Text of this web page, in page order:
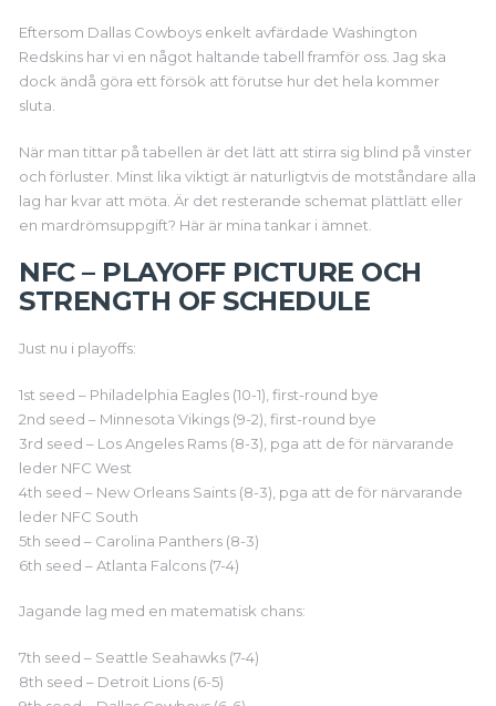
Eftersom Dallas Cowboys enkelt avfärdade Washington
Redskins har vi en något haltande tabell framför oss. Jag ska
dock ändå göra ett försök att förutse hur det hela kommer
sluta.
När man tittar på tabellen är det lätt att stirra sig blind på vinster
och förluster. Minst lika viktigt är naturligtvis de motståndare alla
lag har kvar att möta. Är det resterande schemat plättlätt eller
en mardrömsuppgift? Här är mina tankar i ämnet.
NFC – PLAYOFF PICTURE OCH
STRENGTH OF SCHEDULE
Just nu i playoffs:
1st seed – Philadelphia Eagles (10-1), first-round bye
2nd seed – Minnesota Vikings (9-2), first-round bye
3rd seed – Los Angeles Rams (8-3), pga att de för närvarande
leder NFC West
4th seed – New Orleans Saints (8-3), pga att de för närvarande
leder NFC South
5th seed – Carolina Panthers (8-3)
6th seed – Atlanta Falcons (7-4)
Jagande lag med en matematisk chans:
7th seed – Seattle Seahawks (7-4)
8th seed – Detroit Lions (6-5)